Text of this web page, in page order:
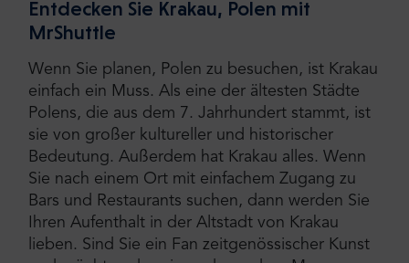
Entdecken Sie Krakau, Polen mit
MrShuttle
Wenn Sie planen, Polen zu besuchen, ist Krakau
einfach ein Muss. Als eine der ältesten Städte
Polens, die aus dem 7. Jahrhundert stammt, ist
sie von großer kultureller und historischer
Bedeutung. Außerdem hat Krakau alles. Wenn
Sie nach einem Ort mit einfachem Zugang zu
Bars und Restaurants suchen, dann werden Sie
Ihren Aufenthalt in der Altstadt von Krakau
lieben. Sind Sie ein Fan zeitgenössischer Kunst